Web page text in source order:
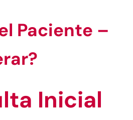
Paciente –
Inicial